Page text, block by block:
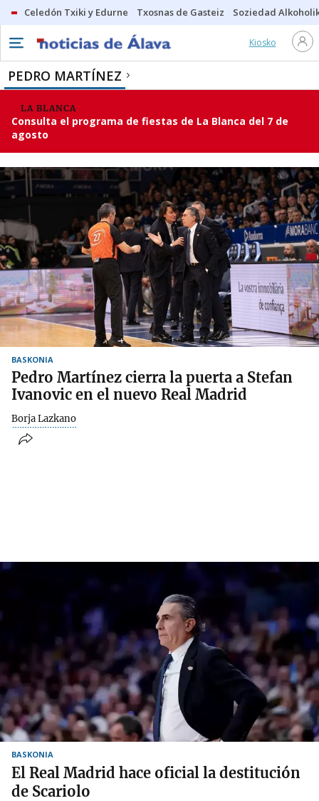
Celedón Txiki y Edurne Txosnas de Gasteiz Soziedad
Kiosko
PEDRO MARTÍNEZ
LA BLANCA
Consulta el programa de fiestas de La Blanca del 7 de
agosto
BASKONIA
Pedro Martínez cierra la puerta a Stefan
Ivanovic en el nuevo Real Madrid
Borja Lazkano
BASKONIA
El Real Madrid hace oficial la destitución
de Scariolo